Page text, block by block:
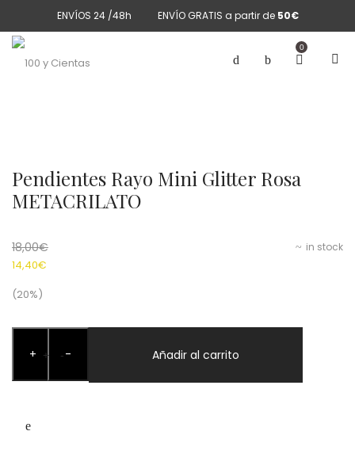
ENVÍOS 24 /48h ENVÍO GRATIS a partir de 50€
0
Pendientes Rayo Mini Glitter Rosa
METACRILATO
in stock
18,00€
14,40€
(20%)
+ -Rayo
+ - Añadir al carrito